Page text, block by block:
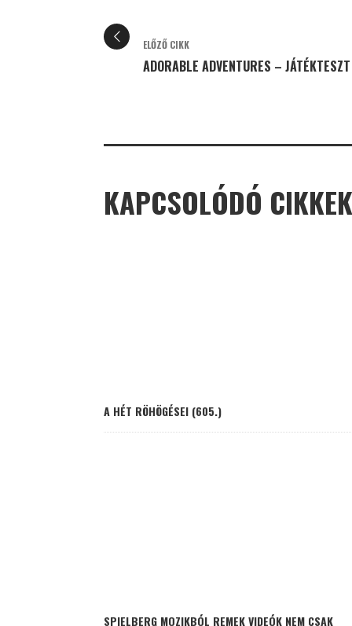
ELŐZŐ CIKK
ADORABLE ADVENTURES – JÁTÉKTESZT
KAPCSOLÓDÓ CIKKEK
A HÉT RÖHÖGÉSEI (605.)
SPIELBERG MOZIKBÓL REMEK VIDEÓK NEM CSAK